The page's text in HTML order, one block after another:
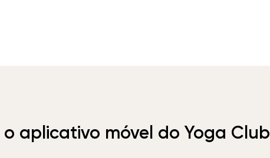
o aplicativo móvel do Yoga Club